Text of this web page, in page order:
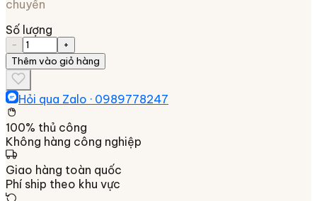
chuyển
Số lượng
−
+
Thêm vào giỏ hàng
Hỏi qua Zalo · 0989778247
100% thủ công
Không hàng công nghiệp
Giao hàng toàn quốc
Phí ship theo khu vực